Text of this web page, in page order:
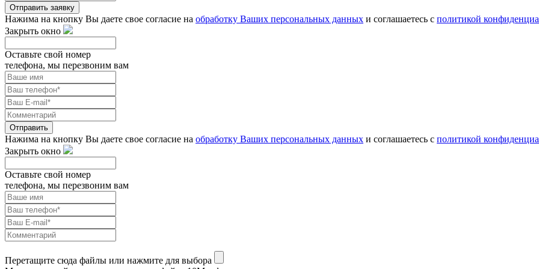
Отправить заявку
Нажима на кнопку Вы даете свое согласие на обработку Ваших персональных данных и соглашаетесь с политикой
Закрыть окно
Оставьте свой номер
телефона, мы перезвоним вам
Отправить
Нажима на кнопку Вы даете свое согласие на обработку Ваших персональных данных и соглашаетесь с политикой
Закрыть окно
Оставьте свой номер
телефона, мы перезвоним вам
Перетащите сюда файлы или нажмите для выбора